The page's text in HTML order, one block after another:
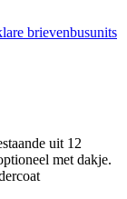
brievenbusunits
uit 12
met dakje.